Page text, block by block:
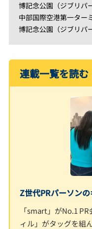
博記念公園（ジブリパ
中部国際空港第一タ
博記念公園（ジブリパ
連載一覧を読む
Z世代PRパーソン
「smart」がNo.1
ィル」がタッグを組